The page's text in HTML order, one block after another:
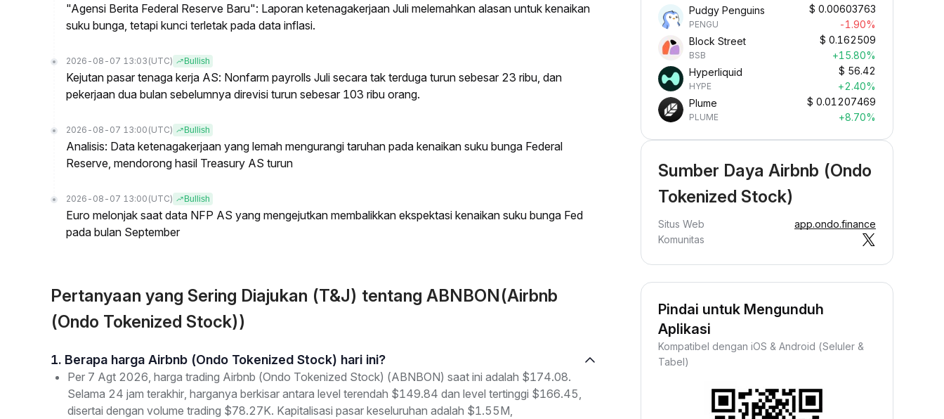
"Agensi Berita Federal Reserve Baru": Laporan ketenagakerjaan Juli melemahkan alasan untuk kenaikan
suku bunga, tetapi kunci terletak pada data inflasi.
2026-08-07 13:03 (UTC) Bullish
Kejutan pasar tenaga kerja AS: Nonfarm payrolls Juli secara tak terduga turun sebesar 23 ribu, dan
pekerjaan dua bulan sebelumnya direvisi turun sebesar 103 ribu orang.
2026-08-07 13:00 (UTC) Bullish
Analisis: Data ketenagakerjaan yang lemah mengurangi taruhan pada kenaikan suku bunga Federal
Reserve, mendorong hasil Treasury AS turun
2026-08-07 13:00 (UTC) Bullish
Euro melonjak saat data NFP AS yang mengejutkan membalikkan ekspektasi kenaikan suku bunga Fed
pada bulan September
Pertanyaan yang Sering Diajukan (T&J) tentang ABNBON(Airbnb
(Ondo Tokenized Stock))
1. Berapa harga Airbnb (Ondo Tokenized Stock) hari ini?
Per 7 Agt 2026, harga trading Airbnb (Ondo Tokenized Stock) (ABNBON) saat ini adalah $174.08.
Selama 24 jam terakhir, harganya berkisar antara level terendah $149.84 dan level tertinggi $166.45,
disertai dengan volume trading $78.27K. Kapitalisasi pasar keseluruhan adalah $1.55M,
Pudgy Penguins
PENGU
$ 0.00603763
-1.90%
Block Street
BSB
$ 0.162509
+15.80%
Hyperliquid
HYPE
$ 56.42
+2.40%
Plume
PLUME
$ 0.01207469
+8.70%
Sumber Daya Airbnb (Ondo
Tokenized Stock)
Situs Web
app.ondo.finance
Komunitas
Pindai untuk Mengunduh
Aplikasi
Kompatibel dengan iOS & Android (Seluler &
Tabel)